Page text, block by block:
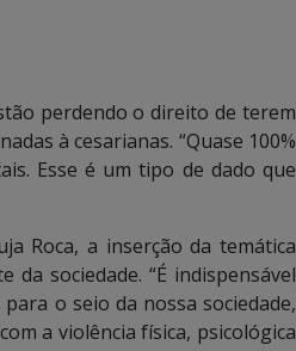
perdendo o direito de terem
à cesarianas. “Quase 100%
Esse é um tipo de dado que
Roca, a inserção da temática
sociedade. “É indispensável
o seio da nossa sociedade,
a violência física, psicológica